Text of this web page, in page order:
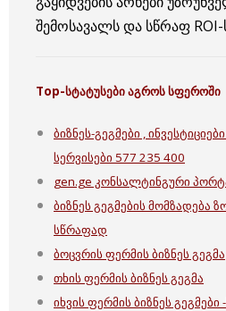
შემოსავალს და სწრაფ ROI-
Top-სტატუსებიაგროსსფეროში
ბიზნეს-გეგმები ,
სერვისები 577 235 400
gen.ge კონსალტინგური
ბიზნეს გეგმების მომზადება
სწრაფად
ბოცვრის ფერმის ბიზნეს გეგმა
თხის ფერმის ბიზნეს გეგმა
იხვის ფერმის ბიზნეს